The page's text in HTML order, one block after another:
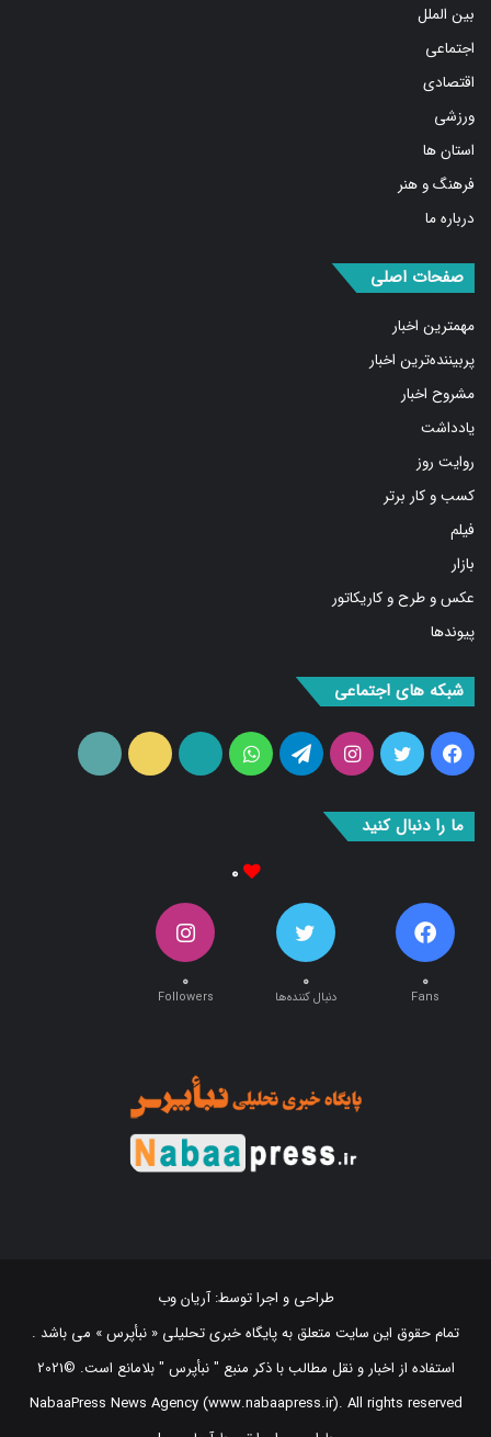
بین الملل
اجتماعی
اقتصادی
ورزشی
استان ها
فرهنگ و هنر
درباره ما
صفحات اصلی
مهمترین اخبار
پربیننده‌ترین اخبار
مشروح اخبار
یادداشت
روایت روز
کسب و کار برتر
فیلم
بازار
عکس و طرح و کاریکاتور
پیوندها
شبکه های اجتماعی
فیس
توییتر اینستاگرامتلگرام واتس
آپارات ایتا
ما را دنبال کنید
۰
۰
Fans
۰
دنبال کننده‌ها
۰
Followers
طراحی و اجرا توسط:آریان وب
تمام حقوق این سایت متعلق به پایگاه خبری تحلیلی « نبأپرس » می باشد .
استفاده از اخبار و نقل مطالب با ذکر منبع "‌ نبأپرس " بلامانع است. ©2021
NabaaPress News Agency (www.nabaapress.ir). All rights reserved